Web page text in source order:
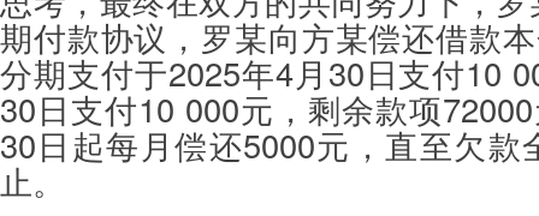
期付款协议，罗某向方某偿还借款
分期支付于2025年4月30日支付10
30日支付10 000元，剩余款项
30日起每月偿还5000元，直至欠款
止。